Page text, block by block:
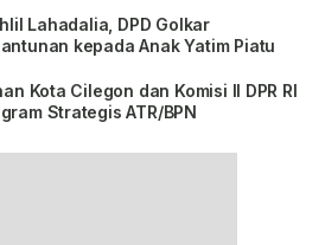
Lahadalia, DPD Golkar
kepada Anak Yatim Piatu
Kota Cilegon dan Komisi II DPR RI
Strategis ATR/BPN